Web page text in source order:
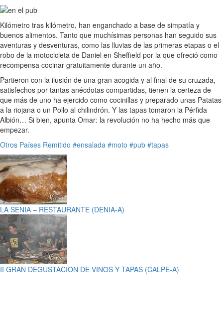
Kilómetro tras kilómetro, han enganchado a base de simpatía y
buenos alimentos. Tanto que muchísimas personas han seguido sus
aventuras y desventuras, como las lluvias de las primeras etapas o el
robo de la motocicleta de Daniel en Sheffield por la que ofreció como
recompensa cocinar gratuitamente durante un año.
Partieron con la ilusión de una gran acogida y al final de su cruzada,
satisfechos por tantas anécdotas compartidas, tienen la certeza de
que más de uno ha ejercido como cocinillas y preparado unas Patatas
a la riojana o un Pollo al chilindrón. Y las tapas tomaron la Pérfida
Albión… Si bien, apunta Omar: la revolución no ha hecho más que
empezar.
Otros Países Remitido #ensalada #moto #pub #tapas
LA SENIA – RESTAURANTE (DENIA-A)
II GRAN DEGUSTACION DE VINOS Y TAPAS (CALPE-A)